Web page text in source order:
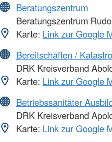
Beratungszentrum
Beratungszentrum
Karte: Link zur Google
Bereitschaften /
DRK Kreisverband
Karte: Link zur Google
Betriebssanitäter
DRK Kreisverband
Karte: Link zur Google